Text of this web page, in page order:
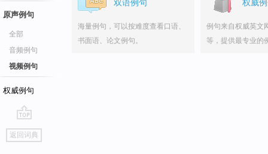
原声例句
全部
音频例句
视频例句
权威例句
go
top
返回词典
双语例句
海量例句，可以按难度查看口语、
书面语、论文例句。
权威
例句来自权威英文
等，提供最专业的